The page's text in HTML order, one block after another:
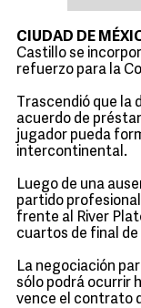
CIUDAD DE
Castillo se
refuerzo para la
Trascendió que
acuerdo de
jugador pueda
intercontinental.
Luego de una
partido
frente al River
cuartos de final de
La negociación
sólo podrá ocurrir
vence el contrato